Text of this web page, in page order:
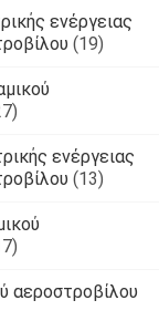
ενέργειας
(19)
ενέργειας
(13)
αεροστροβίλου